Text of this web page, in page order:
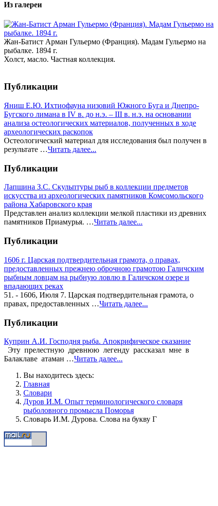
Из галереи
Жан-Батист Арман Гульермо (Франция). Мадам Гульермо на
рыбалке. 1894 г.
Холст, масло. Частная коллекция.
Публикации
Яниш Е.Ю. Ихтиофауна низовий Южного Буга и Днепро-
Бугского лимана в IV в. до н.э. – III в. н.э. на основании
анализа остеологических материалов, полученных в ходе
археологических раскопок
Остеологический материал для исследования был получен в
результате …Читать далее...
Публикации
Лапшина З.С. Скульптуры рыб в коллекции предметов
искусства из археологических памятников Комсомольского
района Хабаровского края
Представлен анализ коллекции мелкой пластики из древних
памятников Приамурья. …Читать далее...
Публикации
1606 г. Царская подтвердительная грамота, о правах,
предоставленных прежнею оброчною грамотою Галичским
рыбным ловцам на рыбную ловлю в Галичском озере и
впадающих реках
51. - 1606, Июля 7. Царская подтвердительная грамота, о
правах, предоставленных …Читать далее...
Публикации
Куприн А.И. Господня рыба. Апокрифическое сказание
Эту прелестную древнюю легенду рассказал мне в
Балаклаве атаман …Читать далее...
Вы находитесь здесь:
Главная
Словари
Дуров И.М. Опыт терминологического словаря
рыболовного промысла Поморья
Словарь И.М. Дурова. Слова на букву Г